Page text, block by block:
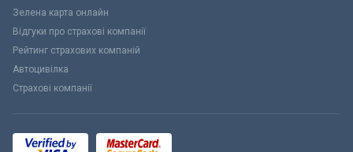
Зелена карта онлайн
Відгуки про страхові компанії
Рейтинг страхових компаній
Автоцивілка
Страхові компанії